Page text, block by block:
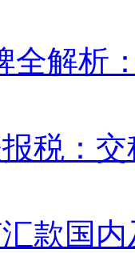
全解析
税：
款国